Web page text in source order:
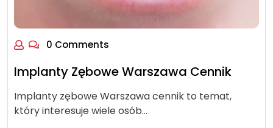
0 Comments
Implanty Zębowe Warszawa Cennik
Implanty zębowe Warszawa cennik to temat,
który interesuje wiele osób…